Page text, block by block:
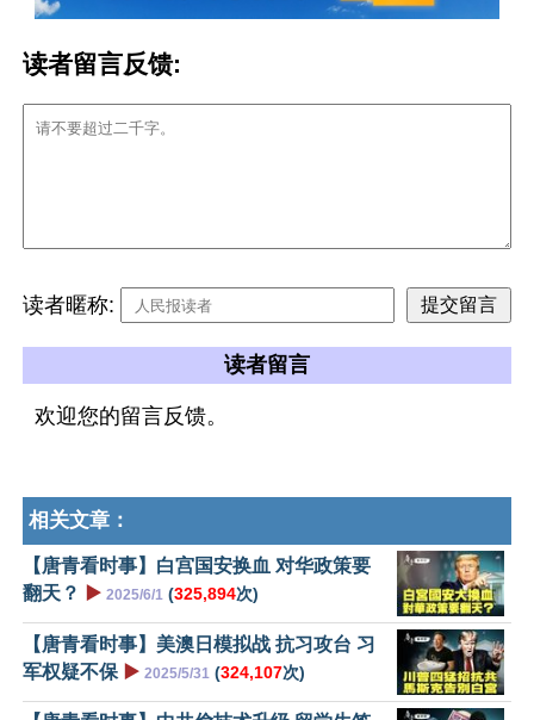
读者留言反馈:
读者暱称:
读者留言
欢迎您的留言反馈。
相关文章：
【唐青看时事】白宫国安换血 对华政策要
翻天？
▶️ 2025/6/1 (325,894次)
【唐青看时事】美澳日模拟战 抗习攻台 习
军权疑不保 ▶️ 2025/5/31 (324,107次)